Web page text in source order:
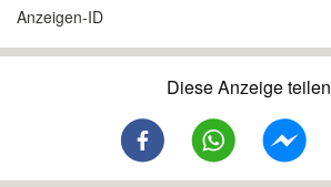
Anzeigen-ID
Diese Anzeige teilen